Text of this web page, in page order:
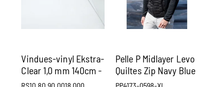
Vindues-vinyl Ekstra-
Clear 1,0 mm 140cm -
Pr. m.
Pelle P Midlayer Levo
Quiltes Zip Navy Blue